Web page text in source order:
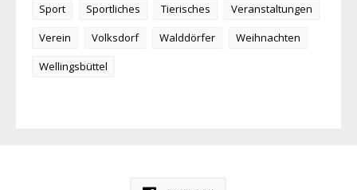
Sport
Sportliches Tierisches
Veranstaltungen
Verein
Volksdorf Walddörfer
Weihnachten
Wellingsbüttel